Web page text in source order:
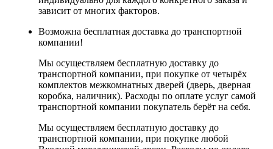
зависит от многих факторов.
Возможна бесплатная доставка до транспортной
компании!
Мы осуществляем бесплатную доставку до
транспортной компании, при покупке от четырёх
комплектов межкомнатных дверей (дверь, дверная
коробка, наличник). Расходы по оплате услуг самой
транспортной компании покупатель берёт на себя.
Мы осуществляем бесплатную доставку до
транспортной компании, при покупке любой